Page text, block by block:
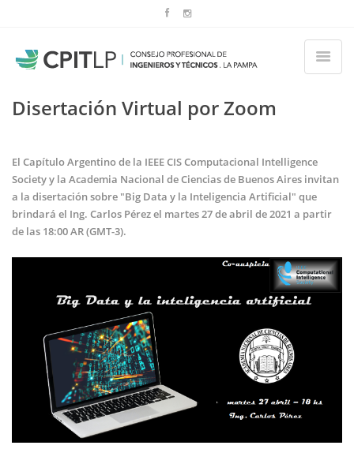
Disertación Virtual por Zoom
El Capítulo Argentino de la IEEE CIS Computacional Intelligence
Society y la Academia Nacional de Ciencias de Buenos Aires invitan
a la disertación sobre "Big Data y la Inteligencia Artificial" que
brindará el Ing. Carlos Pérez el martes 27 de abril de 2021 a partir
de las 18:00 AR (GMT-3).